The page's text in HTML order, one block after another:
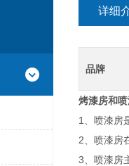
详细
品牌
烤漆房和
1、喷漆房
2、喷漆房
3、喷漆房